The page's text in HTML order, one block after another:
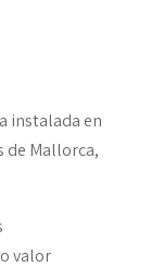
instalada en
de Mallorca,
valor